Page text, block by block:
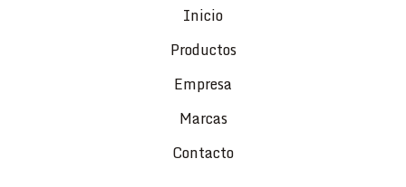
Inicio
Productos
Empresa
Marcas
Contacto